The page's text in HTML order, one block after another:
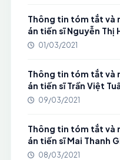
Thông tin tóm tắt và
án tiến sĩ Nguyễn Thị
01/03/2021
Thông tin tóm tắt và
án tiến sĩ Trần Việt
09/03/2021
Thông tin tóm tắt và
án tiến sĩ Mai Thanh
08/03/2021